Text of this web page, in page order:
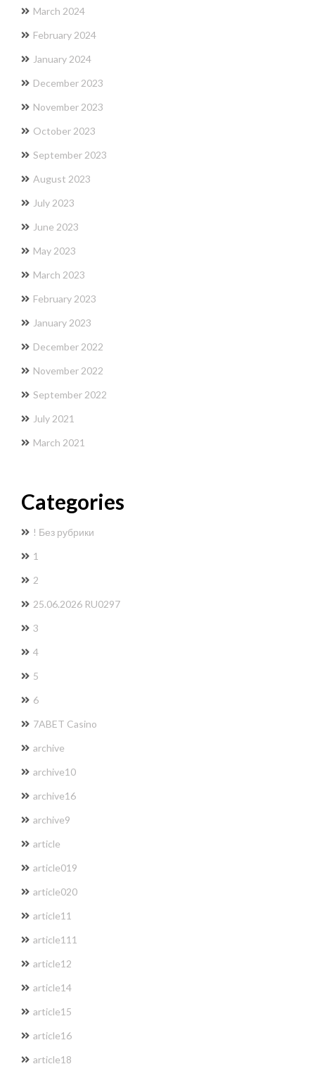
March 2024
February 2024
January 2024
December 2023
November 2023
October 2023
September 2023
August 2023
July 2023
June 2023
May 2023
March 2023
February 2023
January 2023
December 2022
November 2022
September 2022
July 2021
March 2021
Categories
! Без рубрики
1
2
25.06.2026 RU0297
3
4
5
6
7ABET Casino
archive
archive10
archive16
archive9
article
article019
article020
article11
article111
article12
article14
article15
article16
article18